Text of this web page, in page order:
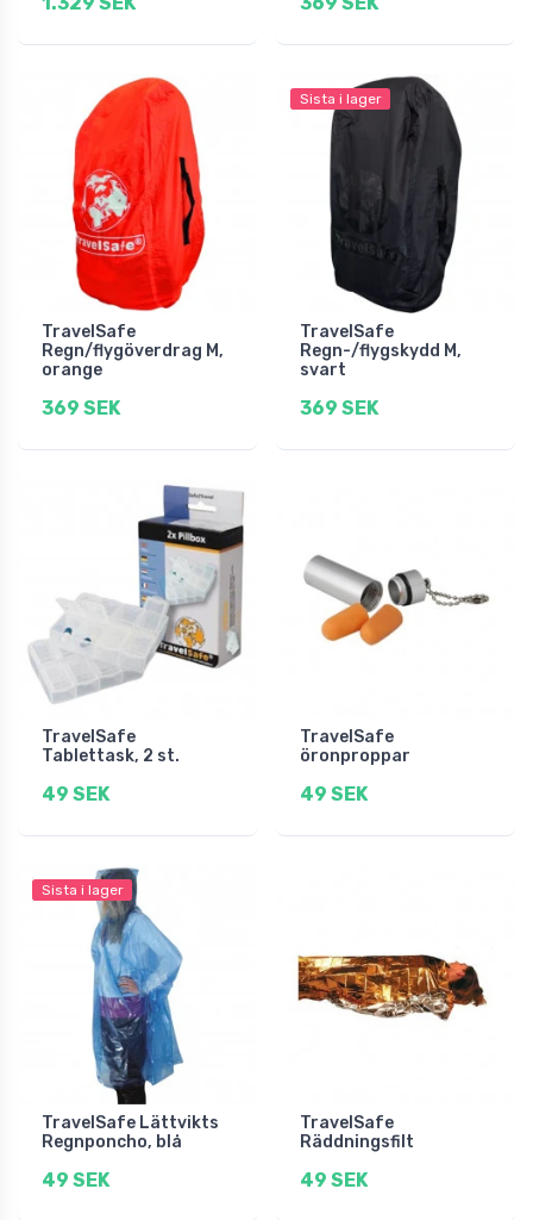
TravelSafe
Regn/flygöverdrag M,
orange
369 SEK
Sista i lager
TravelSafe
Regn-/flygskydd M,
svart
369 SEK
TravelSafe
Tablettask, 2 st.
49 SEK
TravelSafe
öronproppar
49 SEK
Sista i lager
TravelSafe Lättvikts
Regnponcho, blå
49 SEK
TravelSafe
Räddningsfilt
49 SEK